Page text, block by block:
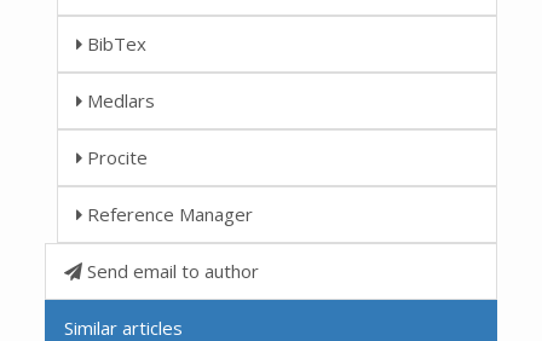
BibTex
Medlars
Procite
Reference Manager
Send email to author
Similar articles